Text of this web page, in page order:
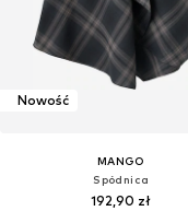
Nowość
MANGO
Spódnica
192,90 zł